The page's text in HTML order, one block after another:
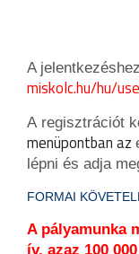
A
miskolc.hu/hu/
A regisztrációt
menüpontban az
lépni és adja
FORMAI
A pályamunka
ív, azaz 100